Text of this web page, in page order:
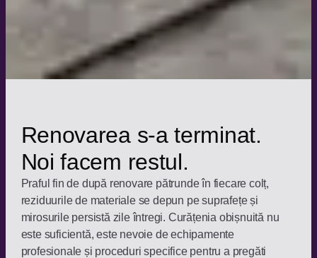
Renovarea s-a terminat.
Noi facem restul.
Praful fin de după renovare pătrunde în fiecare colț,
reziduurile de materiale se depun pe suprafețe și
mirosurile persistă zile întregi. Curățenia obișnuită nu
este suficientă, este nevoie de echipamente
profesionale și proceduri specifice pentru a pregăti